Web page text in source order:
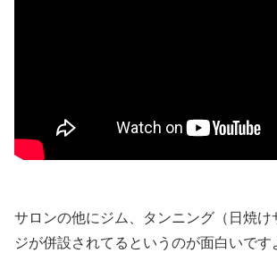
サロンの他にジム、タンニング（日焼け
ジが併設されてるというのが面白いです